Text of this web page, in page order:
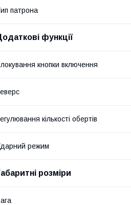
патрона
функції
кнопки включення
кількості обертів
режим
розміри